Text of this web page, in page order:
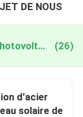
DE NOUS
corrosion resistant solar panel photovoltaic system fabrication en ligne (26)
d'acier
solaire de